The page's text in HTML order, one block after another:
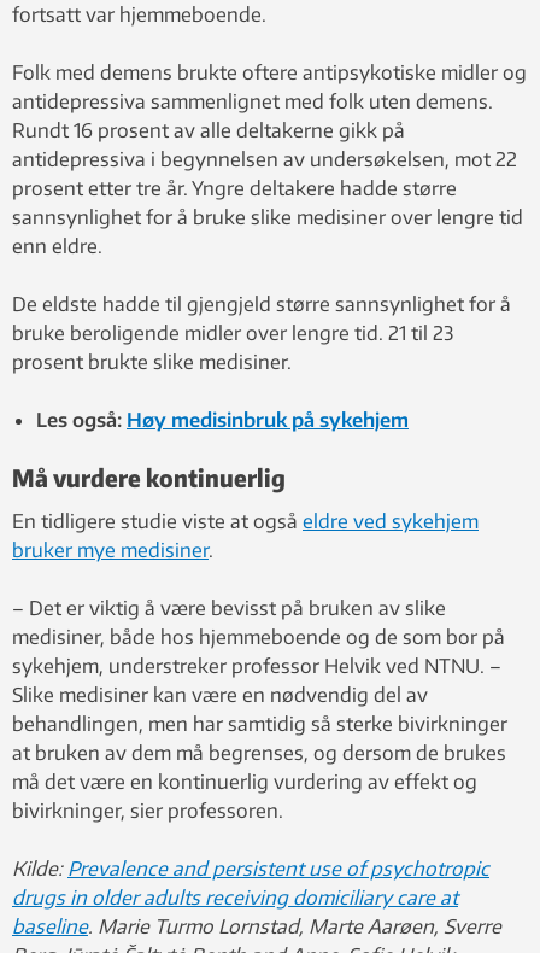
fortsatt var hjemmeboende.
Folk med demens brukte oftere antipsykotiske midler og
antidepressiva sammenlignet med folk uten demens.
Rundt 16 prosent av alle deltakerne gikk på
antidepressiva i begynnelsen av undersøkelsen, mot 22
prosent etter tre år. Yngre deltakere hadde større
sannsynlighet for å bruke slike medisiner over lengre tid
enn eldre.
De eldste hadde til gjengjeld større sannsynlighet for å
bruke beroligende midler over lengre tid. 21 til 23
prosent brukte slike medisiner.
Les også: Høy medisinbruk på sykehjem
Må vurdere kontinuerlig
En tidligere studie viste at også eldre ved sykehjem
bruker mye medisiner.
– Det er viktig å være bevisst på bruken av slike
medisiner, både hos hjemmeboende og de som bor på
sykehjem, understreker professor Helvik ved NTNU. –
Slike medisiner kan være en nødvendig del av
behandlingen, men har samtidig så sterke bivirkninger
at bruken av dem må begrenses, og dersom de brukes
må det være en kontinuerlig vurdering av effekt og
bivirkninger, sier professoren.
Kilde: Prevalence and persistent use of psychotropic
drugs in older adults receiving domiciliary care at
baseline. Marie Turmo Lornstad, Marte Aarøen, Sverre